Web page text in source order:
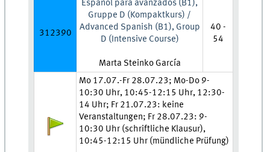
312390
Español para avanzados (B1),
Gruppe D (Kompaktkurs) /
Advanced Spanish (B1), Group
D (Intensive Course)
Lehrkraft:
Marta Steinko García
40 -
54
Anmeldestatus:
Zeit und Ort:
Mo 17.07.-Fr 28.07.23; Mo-Do 9-
10:30 Uhr, 10:45-12:15 Uhr, 12:30-
14 Uhr; Fr 21.07.23: keine
Veranstaltungen; Fr 28.07.23: 9-
10:30 Uhr (schriftliche Klausur),
10:45-12:15 Uhr (mündliche Prüfung)